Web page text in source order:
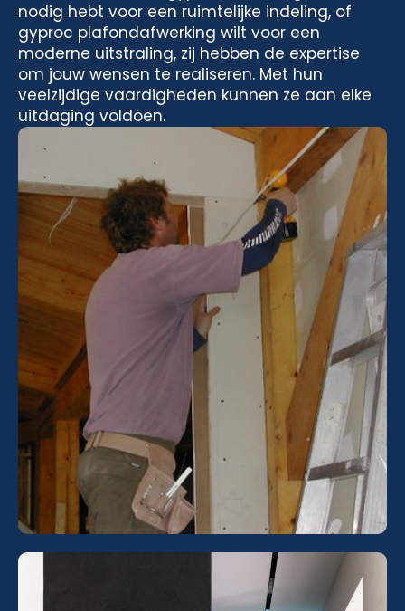
nodig hebt voor een ruimtelijke indeling, of
gyproc plafondafwerking wilt voor een
moderne uitstraling, zij hebben de expertise
om jouw wensen te realiseren. Met hun
veelzijdige vaardigheden kunnen ze aan elke
uitdaging voldoen.